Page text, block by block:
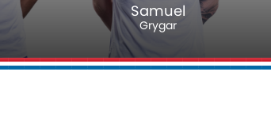
Samuel
Grygar